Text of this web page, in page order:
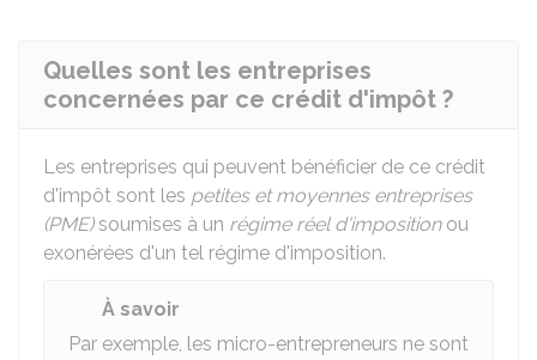
Quelles sont les entreprises
concernées par ce crédit d'impôt ?
Les entreprises qui peuvent bénéficier de ce crédit
d'impôt sont les petites et moyennes entreprises
(PME)soumises à un régime réel d'impositionou
exonérées d'un tel régime d'imposition.
À savoir
Par exemple, les micro-entrepreneurs ne sont